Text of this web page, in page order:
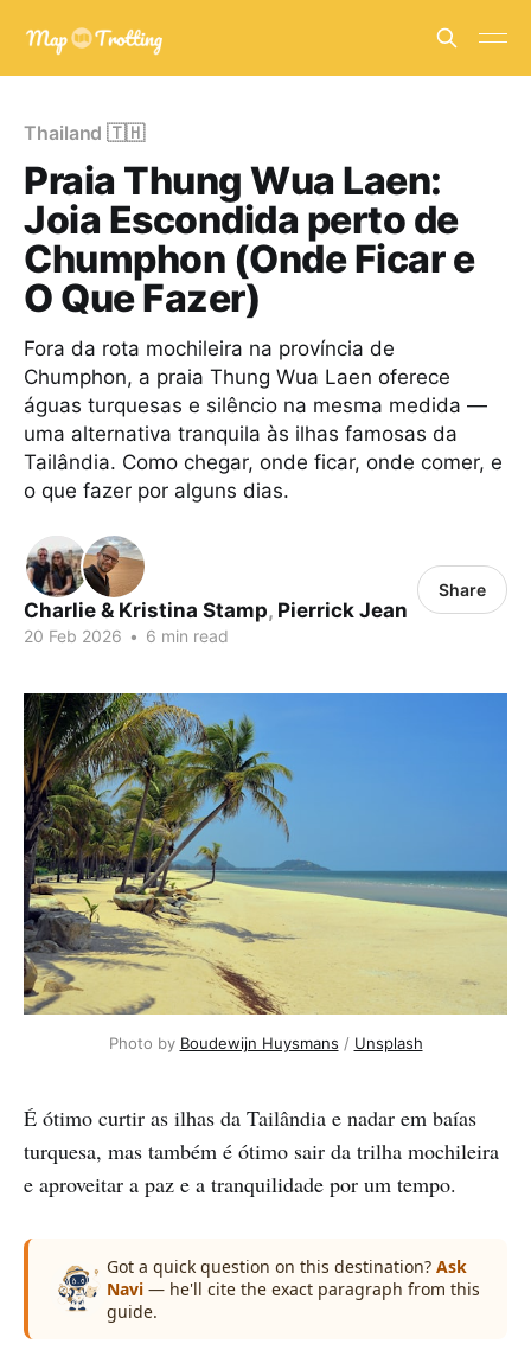
Thailand 🇹🇭
Praia Thung Wua Laen:
Joia Escondida perto de
Chumphon (Onde Ficar e
O Que Fazer)
Fora da rota mochileira na província de
Chumphon, a praia Thung Wua Laen oferece
águas turquesas e silêncio na mesma medida —
uma alternativa tranquila às ilhas famosas da
Tailândia. Como chegar, onde ficar, onde comer, e
o que fazer por alguns dias.
Charlie & Kristina Stamp, Pierrick Jean
20 Feb 2026 • 6 min read
Share
Photo by Boudewijn Huysmans / Unsplash
É ótimo curtir as ilhas da Tailândia e nadar em baías
turquesa, mas também é ótimo sair da trilha mochileira
e aproveitar a paz e a tranquilidade por um tempo.
Got a quick question on this destination? Ask
Navi — he'll cite the exact paragraph from this
guide.